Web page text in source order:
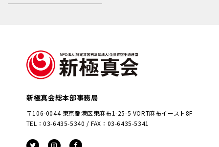
新極真会総本部事務局
〒106-0044 東京都港区東麻布1-25-5 VORT麻布イースト8F
TEL：03-6435-5340 / FAX：03-6435-5341